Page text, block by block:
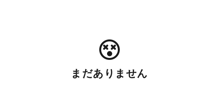
まだありません